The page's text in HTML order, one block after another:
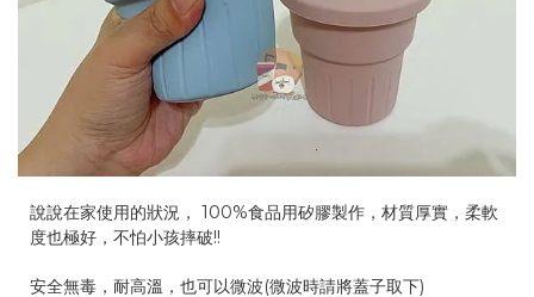
說說在家使用的狀況， 100%食品用矽膠製作，材質厚實，柔軟
度也極好，不怕小孩摔破!!
安全無毒，耐高溫，也可以微波(微波時請將蓋子取下)